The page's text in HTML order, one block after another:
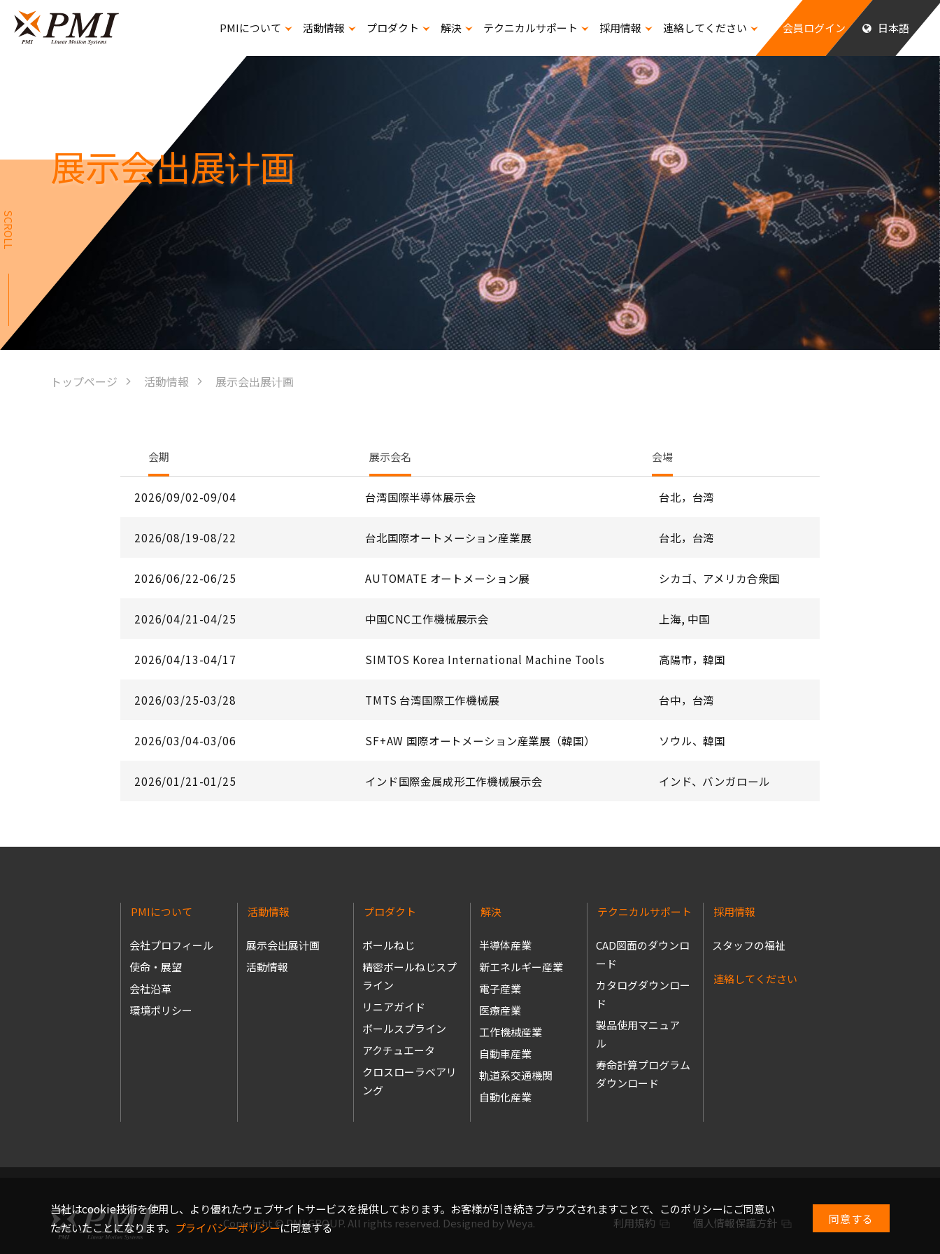
PMIについて 活動情報 プロダクト 解決 テクニカルサポート 採用情報 連絡してください 会員ログイン 日本語
展示会出展计画
SCROLL
トップページ 活動情報 展示会出展计画
会期 展示会名 会場
2026/09/02-09/04 台湾国際半導体展示会 台北，台湾
2026/08/19-08/22 台北国際オートメーション産業展 台北，台湾
2026/06/22-06/25 AUTOMATE オートメーション展 シカゴ、アメリカ合衆国
2026/04/21-04/25 中国CNC工作機械展示会 上海, 中国
2026/04/13-04/17 SIMTOS Korea International Machine Tools 高陽市，韓国
2026/03/25-03/28 TMTS 台湾国際工作機械展 台中，台湾
2026/03/04-03/06 SF+AW 国際オートメーション産業展（韓国） ソウル、韓国
2026/01/21-01/25 インド国際金属成形工作機械展示会 インド、バンガロール
PMIについて
会社プロフィール
使命・展望
会社沿革
環境ポリシー
活動情報
展示会出展计画
活動情報
プロダクト
ボールねじ
精密ボールねじスプ
ライン
リニアガイド
ボールスプライン
アクチュエータ
クロスローラベアリ
ング
解決
半導体産業
新エネルギー産業
電子産業
医療産業
工作機械産業
自動車産業
軌道系交通機関
自動化産業
テクニカルサポート
CAD図面のダウンロ
ード
カタログダウンロー
ド
製品使用マニュア
ル
寿命計算プログラム
ダウンロード
採用情報
スタッフの福祉
連絡してください
Copyright © PMI GROUP. All rights reserved. Designed byWeya. 利用規約 個人情報保護方針
当社はcookie技術を使用し、より優れたウェブサイトサービスを提供しております。お客様が引き続きブラウズされますことで、このポリシーにご同意い
ただいたことになります。 プライバシーポリシーに同意する
同意する